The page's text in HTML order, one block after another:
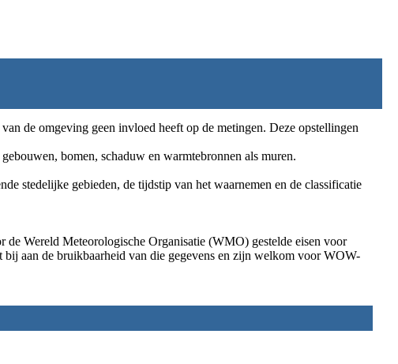
de omgeving geen invloed heeft op de metingen. Deze opstellingen
bomen, schaduw en warmtebronnen als muren.
stedelijke gebieden, de tijdstip van het waarnemen en de classificatie
Wereld Meteorologische Organisatie (WMO) gestelde eisen voor
aan de bruikbaarheid van die gegevens en zijn welkom voor WOW-